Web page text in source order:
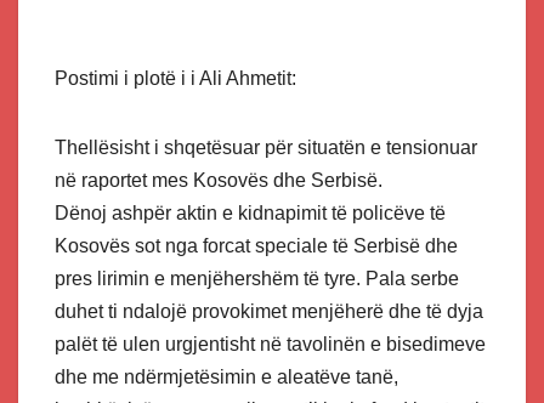
Postimi i plotë i i Ali Ahmetit:
Thellësisht i shqetësuar për situatën e tensionuar
në raportet mes Kosovës dhe Serbisë.
Dënoj ashpër aktin e kidnapimit të policëve të
Kosovës sot nga forcat speciale të Serbisë dhe
pres lirimin e menjëhershëm të tyre. Pala serbe
duhet ti ndalojë provokimet menjëherë dhe të dyja
palët të ulen urgjentisht në tavolinën e bisedimeve
dhe me ndërmjetësimin e aleatëve tanë,